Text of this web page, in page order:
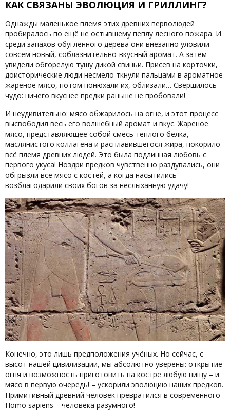
КАК СВЯЗАНЫ ЭВОЛЮЦИЯ И ГРИЛЛИНГ?
Однажды маленькое племя этих древних перволюдей
пробиралось по ещё не остывшему пеплу лесного пожара. И
среди запахов обугленного дерева они внезапно уловили
совсем новый, соблазнительно-вкусный аромат. А затем
увидели обгорелую тушу дикой свиньи. Присев на корточки,
доисторические люди несмело ткнули пальцами в ароматное
жареное мясо, потом понюхали их, облизали… Свершилось
чудо: ничего вкуснее предки раньше не пробовали!
И неудивительно: мясо обжарилось на огне, и этот процесс
высвободил весь его волшебный аромат и вкус. Жареное
мясо, представляющее собой смесь тёплого белка,
маслянистого коллагена и расплавившегося жира, покорило
всё племя древних людей. Это была подлинная любовь с
первого укуса! Ноздри предков чувственно раздувались, они
обгрызли всё мясо с костей, а когда насытились –
возблагодарили своих богов за неслыханную удачу!
Конечно, это лишь предположения учёных. Но сейчас, с
высот нашей цивилизации, мы абсолютно уверены: открытие
огня и возможность приготовить на костре любую пищу – и
мясо в первую очередь! – ускорили эволюцию наших предков.
Примитивный древний человек превратился в современного
Homo sapiens – человека разумного!